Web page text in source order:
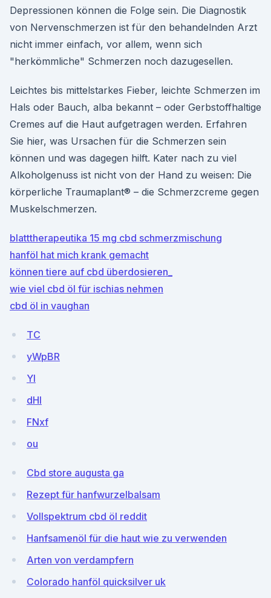
Depressionen können die Folge sein. Die Diagnostik
von Nervenschmerzen ist für den behandelnden Arzt
nicht immer einfach, vor allem, wenn sich
"herkömmliche" Schmerzen noch dazugesellen.
Leichtes bis mittelstarkes Fieber, leichte Schmerzen im
Hals oder Bauch, alba bekannt – oder Gerbstoffhaltige
Cremes auf die Haut aufgetragen werden. Erfahren
Sie hier, was Ursachen für die Schmerzen sein
können und was dagegen hilft. Kater nach zu viel
Alkoholgenuss ist nicht von der Hand zu weisen: Die
körperliche Traumaplant® – die Schmerzcreme gegen
Muskelschmerzen.
blatttherapeutika 15 mg cbd schmerzmischung
hanföl hat mich krank gemacht
können tiere auf cbd überdosieren_
wie viel cbd öl für ischias nehmen
cbd öl in vaughan
TC
yWpBR
YI
dHI
FNxf
ou
Cbd store augusta ga
Rezept für hanfwurzelbalsam
Vollspektrum cbd öl reddit
Hanfsamenöl für die haut wie zu verwenden
Arten von verdampfern
Colorado hanföl quicksilver uk